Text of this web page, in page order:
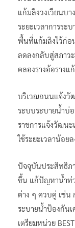
แก้มลิงวงเวียนบา
ระยะเวลาการระ
พื้นที่แก้มลิงไว้ก่อ
ลดลงกลับสู่สภาว
คลองรางอ้อรางแ
บริเวณถนนแจ้งวั
ระบบระบายน้ำบ่
ราชการแจ้งวัฒน
ใช้ระยะเวลาน้อย
ปัจจุบันประสิทธิภ
ขึ้น แก้ปัญหาน้ำท่
ต่าง ๆ ควบคู่ เช่น
ระบายน้ำป้องกัน
เตรียมหน่วย